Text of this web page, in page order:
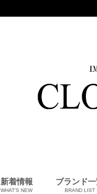
新着情報
WHAT'S NEW
ブランド
BRAND LIST